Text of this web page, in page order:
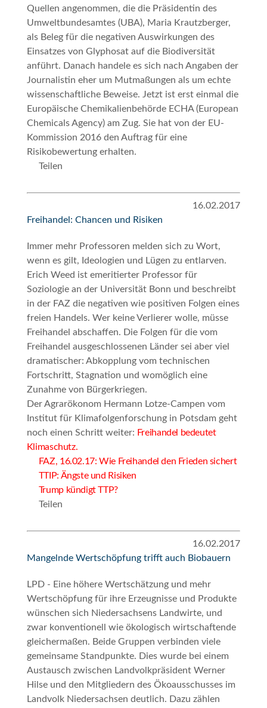
Quellen angenommen, die die Präsidentin des
Umweltbundesamtes (UBA), Maria Krautzberger,
als Beleg für die negativen Auswirkungen des
Einsatzes von Glyphosat auf die Biodiversität
anführt. Danach handele es sich nach Angaben der
Journalistin eher um Mutmaßungen als um echte
wissenschaftliche Beweise. Jetzt ist erst einmal die
Europäische Chemikalienbehörde ECHA (European
Chemicals Agency) am Zug. Sie hat von der EU-
Kommission 2016 den Auftrag für eine
Risikobewertung erhalten.
Teilen
16.02.2017
Freihandel: Chancen und Risiken
Immer mehr Professoren melden sich zu Wort,
wenn es gilt, Ideologien und Lügen zu entlarven.
Erich Weed ist emeritierter Professor für
Soziologie an der Universität Bonn und beschreibt
in der FAZ die negativen wie positiven Folgen eines
freien Handels. Wer keine Verlierer wolle, müsse
Freihandel abschaffen. Die Folgen für die vom
Freihandel ausgeschlossenen Länder sei aber viel
dramatischer: Abkopplung vom technischen
Fortschritt, Stagnation und womöglich eine
Zunahme von Bürgerkriegen.
Der Agrarökonom Hermann Lotze-Campen vom
Institut für Klimafolgenforschung in Potsdam geht
noch einen Schritt weiter: Freihandel bedeutet
Klimaschutz.
FAZ, 16.02.17: Wie Freihandel den Frieden sichert
TTIP: Ängste und Risiken
Trump kündigt TTP?
Teilen
16.02.2017
Mangelnde Wertschöpfung trifft auch Biobauern
LPD - Eine höhere Wertschätzung und mehr
Wertschöpfung für ihre Erzeugnisse und Produkte
wünschen sich Niedersachsens Landwirte, und
zwar konventionell wie ökologisch wirtschaftende
gleichermaßen. Beide Gruppen verbinden viele
gemeinsame Standpunkte. Dies wurde bei einem
Austausch zwischen Landvolkpräsident Werner
Hilse und den Mitgliedern des Ökoausschusses im
Landvolk Niedersachsen deutlich. Dazu zählen